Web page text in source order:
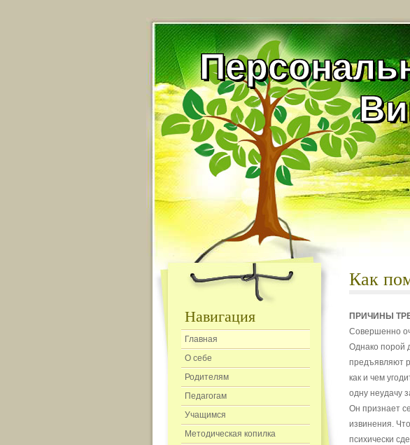
Навигация
Главная
О себе
Родителям
Педагогам
Учащимся
Методическая копилка
Как
ПРИЧИНЫ
Совершенно
Однако порой
предъявляют
как и чем
одну неудачу
Он признает
извинения.
психически